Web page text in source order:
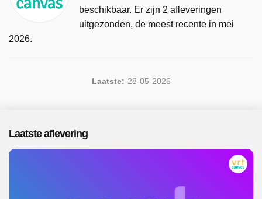
beschikbaar. Er zijn 2 afleveringen
uitgezonden, de meest recente in mei
2026.
Laatste: 28-05-2026
Laatste aflevering